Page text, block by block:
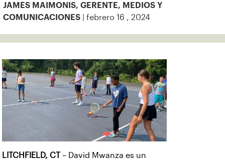
JAMES MAIMONIS, GERENTE, MEDIOS Y
COMUNICACIONES | febrero 16 , 2024
LITCHFIELD, CT– David Mwanza es un